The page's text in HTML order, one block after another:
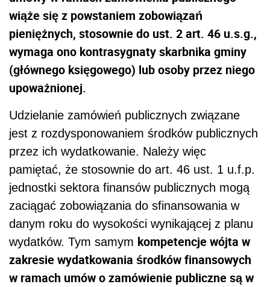
wiąże się z powstaniem zobowiązań
pieniężnych, stosownie do ust. 2 art. 46 u.s.g.,
wymaga ono kontrasygnaty skarbnika gminy
(głównego księgowego) lub osoby przez niego
upoważnionej.
Udzielanie zamówień publicznych związane
jest z rozdysponowaniem środków publicznych
przez ich wydatkowanie. Należy więc
pamiętać, że stosownie do art. 46 ust. 1 u.f.p.
jednostki sektora finansów publicznych mogą
zaciągać zobowiązania do sfinansowania w
danym roku do wysokości wynikającej z planu
wydatków. Tym samym kompetencje wójta w
zakresie wydatkowania środków finansowych
w ramach umów o zamówienie publiczne są w